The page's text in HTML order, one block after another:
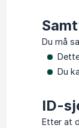
Du må
Du
ID-
Etter at